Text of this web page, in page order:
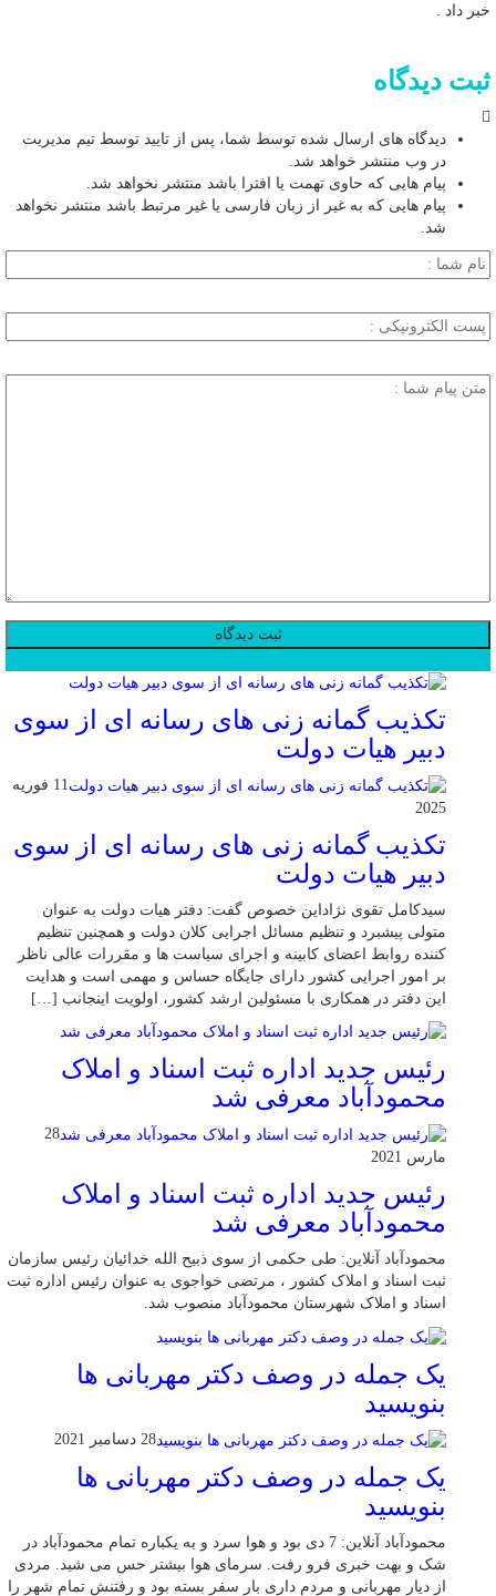
خبر داد .
ثبت دیدگاه
دیدگاه های ارسال شده توسط شما، پس از تایید توسط تیم مدیریت
در وب منتشر خواهد شد.
پیام هایی که حاوی تهمت یا افترا باشد منتشر نخواهد شد.
پیام هایی که به غیر از زبان فارسی یا غیر مرتبط باشد منتشر نخواهد
شد.
تکذیب گمانه زنی های رسانه ای از سوی
دبیر هیات دولت
11 فوریه
2025
تکذیب گمانه زنی های رسانه ای از سوی
دبیر هیات دولت
سیدکامل تقوی نژاداین خصوص گفت: دفتر هیات دولت به عنوان
متولی پیشبرد و تنظیم مسائل اجرایی کلان دولت و همچنین تنظیم
کننده روابط اعضای کابینه و اجرای سیاست ها و مقررات عالی ناظر
بر امور اجرایی کشور دارای جایگاه حساس و مهمی است و هدایت
این دفتر در همکاری با مسئولین ارشد کشور، اولویت اینجانب […]
رئیس جدید اداره ثبت اسناد و املاک
محمودآباد معرفی شد
28
مارس 2021
رئیس جدید اداره ثبت اسناد و املاک
محمودآباد معرفی شد
محمودآباد آنلاین: طی حکمی از سوی ذبیح الله خدائیان رئیس سازمان
ثبت اسناد و املاک کشور ، مرتضی خواجوی به عنوان رئیس اداره ثبت
اسناد و املاک شهرستان محمودآباد منصوب شد.
یک جمله در وصف دکتر مهربانی ها
بنویسید
28 دسامبر 2021
یک جمله در وصف دکتر مهربانی ها
بنویسید
محمودآباد آنلاین: 7 دی بود و هوا سرد و به یکباره تمام محمودآباد در
شک و بهت خبری فرو رفت. سرمای هوا بیشتر حس می شید. مردی
از دیار مهربانی و مردم داری بار سفر بسته بود و رفتنش تمام شهر را